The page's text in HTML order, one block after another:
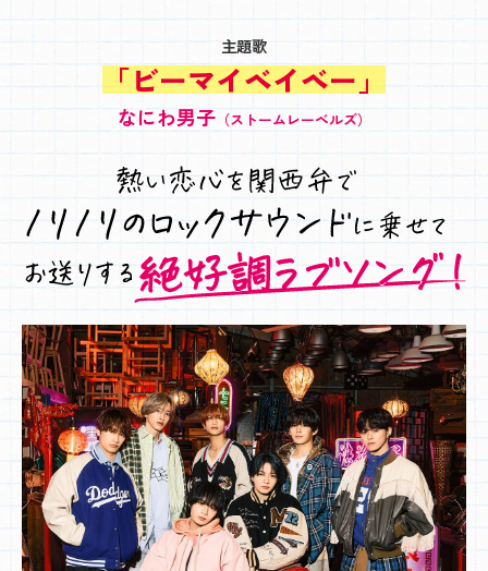
主題歌
「ビーマイベイベー」
なにわ男子（ストームレーベルズ）